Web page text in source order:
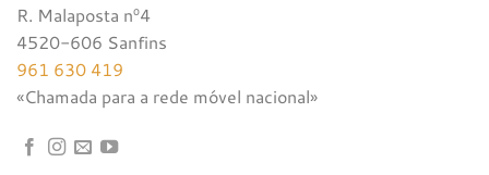
R. Malaposta nº4
4520-606 Sanfins
961 630 419
«Chamada para a rede móvel nacional»